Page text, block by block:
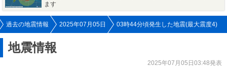
ます
過去の地震情報 2025年07月05日 03時44分頃発生した地震(最大震度4)
地震情報
2025年07月05日03:48発表